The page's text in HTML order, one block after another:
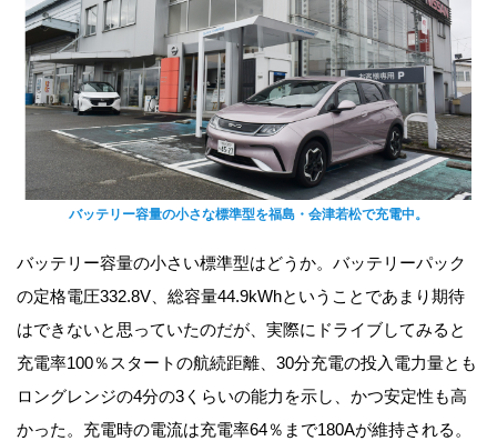
バッテリー容量の小さな標準型を福島・会津若松で充電中。
バッテリー容量の小さい標準型はどうか。バッテリーパック
の定格電圧332.8V、総容量44.9kWhということであまり期待
はできないと思っていたのだが、実際にドライブしてみると
充電率100％スタートの航続距離、30分充電の投入電力量とも
ロングレンジの4分の3くらいの能力を示し、かつ安定性も高
かった。充電時の電流は充電率64％まで180Aが維持される。